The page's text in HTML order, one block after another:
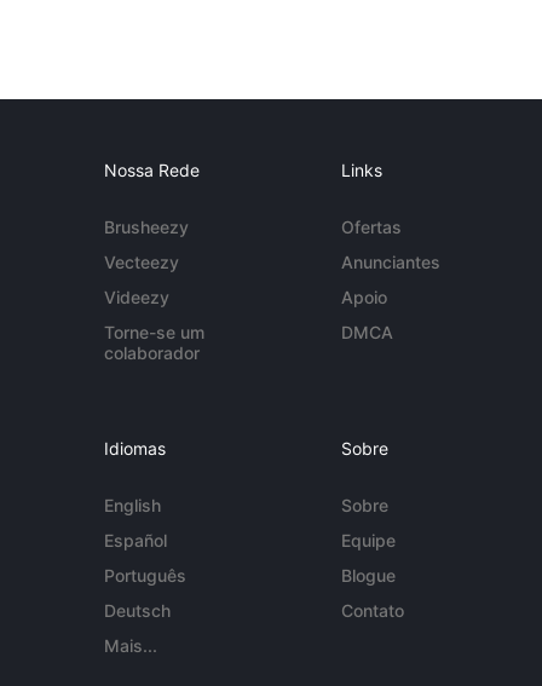
Nossa Rede
Brusheezy
Vecteezy
Videezy
Torne-se um
colaborador
Links
Ofertas
Anunciantes
Apoio
DMCA
Idiomas
English
Español
Português
Deutsch
Mais...
Sobre
Sobre
Equipe
Blogue
Contato